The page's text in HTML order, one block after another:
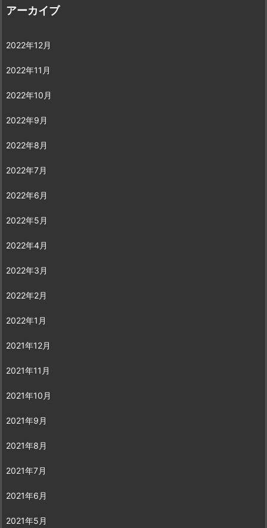
アーカイブ
2022年12月
2022年11月
2022年10月
2022年9月
2022年8月
2022年7月
2022年6月
2022年5月
2022年4月
2022年3月
2022年2月
2022年1月
2021年12月
2021年11月
2021年10月
2021年9月
2021年8月
2021年7月
2021年6月
2021年5月